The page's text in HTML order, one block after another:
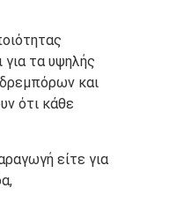
τα υψηλής
και
ότι κάθε
είτε για